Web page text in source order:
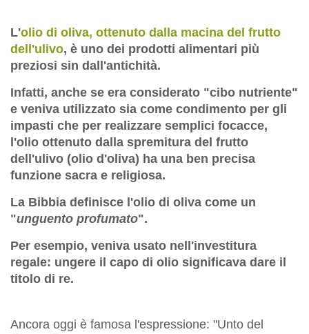
L'olio di oliva, ottenuto dalla macina del frutto
dell'ulivo, è uno dei prodotti alimentari più
preziosi sin dall'antichità.
Infatti, anche se era considerato "cibo nutriente"
e veniva utilizzato sia come condimento per gli
impasti che per realizzare semplici focacce,
l'olio ottenuto dalla spremitura del frutto
dell'ulivo (olio d'oliva) ha una ben precisa
funzione sacra e religiosa.
La Bibbia definisce l'olio di oliva come un
"unguento profumato".
Per esempio, veniva usato nell'investitura
regale: ungere il capo di olio significava dare il
titolo di re.
Ancora oggi è famosa l'espressione: "Unto del